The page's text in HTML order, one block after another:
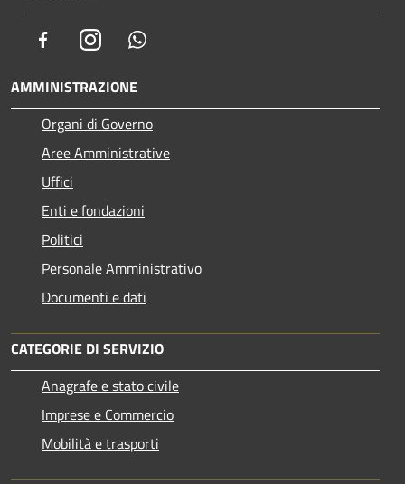
FacebookInstagram
AMMINISTRAZIONE
Organi di Governo
Aree Amministrative
Uffici
Enti e fondazioni
Politici
Personale Amministrativo
Documenti e dati
CATEGORIE DI SERVIZIO
Anagrafe e stato civile
Imprese e Commercio
Mobilità e trasporti